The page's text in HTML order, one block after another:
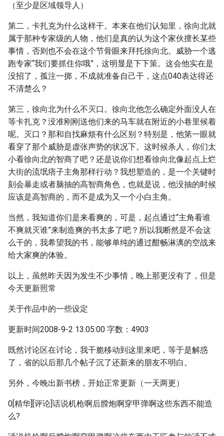
（至少是区域领导人）
第二，卡扎克为什么这样干。本来在他们认知里，徐向北就
属于那种专家级的人物，他们是真的认为这个家伙擅长某些
事情，否则也不会在这个节骨眼来拜托徐向北。威胁一个逃
跑专家“我们要抓住你哦”，这明显是下下策。这会他实在是
没招了，孤注一掷，不成就准备自己干，这点040表达得还
不清楚么？
第三，徐向北为什么不灭口。徐向北他怎么确定外面没人在
等卡扎克？没准刚刚送他们来的马车就在附近的小巷里候着
呢。灭口？那和自找麻烦有什么区别？特别是，他第一眼就
看穿了那个威胁是虚张声势的状况下。这时候杀人，你们太
小看徐向北的智商了吧？还是说你们想看徐向北像起点上烂
大街的流氓痞子主角那样行动？我想塑造的，是一个关键时
刻会暴走或者脑抽的高智商角色，也就是说，他没抽的时候
应该是高智商的，而不是成为又一个小白主角。
当然，我知道你们是来看爽的，可是，起点通过“主角看谁
不爽就灭谁”来制造爽的书太多了吧？所以我断然是不会这
么干的，我希望我的书，能够单纯的通过酣畅淋漓的空战来
给大家爽的体验。
以上，虽然昨天因为发生不少事情，晚上那更没有了，但是
今天更新照常
关于作品中的一些设定
更新时间2008-9-2 13:05:00 字数：4903
既然讨论区在讨论，我干脆移动到这里来吧，等于是解惑
了，省的以后那几个帖子沉了还新来的朋友不明白。
另外，今晚出新书榜，开始正常更新（一天两更）
0[精华][评论]话说机枪啊后膛炮啊穿甲弹啊这些东西不能造
么?